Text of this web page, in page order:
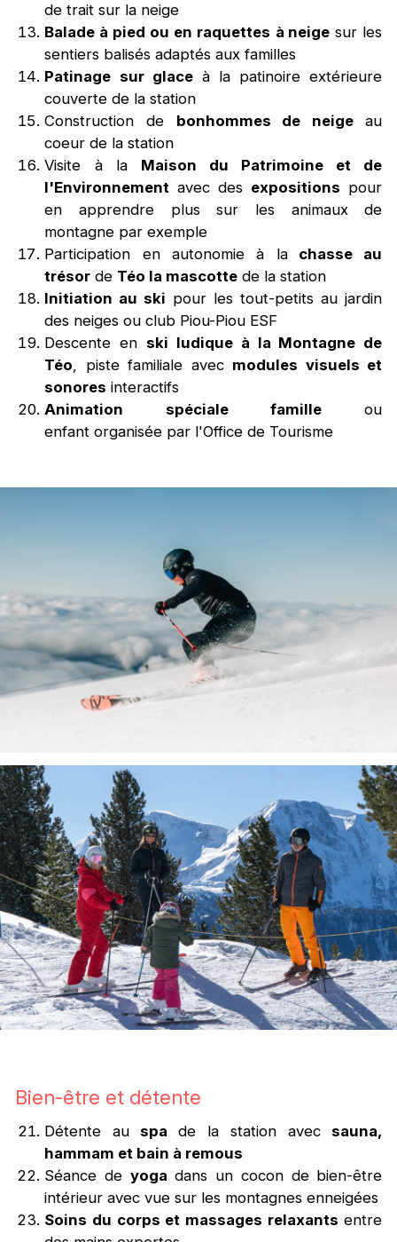
de trait sur la neige
Balade à pied ou en raquettes à neige sur les
sentiers balisés adaptés aux familles
Patinage sur glaceà la patinoire extérieure
couverte de la station
Construction de bonhommes de neigeau
coeur de la station
Visite à la Maison du Patrimoine et de
l'Environnement avec des expositions pour
en apprendre plus sur les animaux de
montagne par exemple
Participation en autonomie à lachasse au
trésor de Téo la mascotte de la station
Initiation au ski pour les tout-petits au jardin
des neiges ou club Piou-Piou ESF
Descente enski ludique à la Montagne de
Téo, piste familiale avec modules visuels et
sonores interactifs
Animation spéciale familleou
enfant organisée par l'Office de Tourisme
Bien-être et détente
Détente au spa de la station avecsauna,
hammam et bain à remous
Séance de yoga dans un cocon de bien-être
intérieur avec vue sur les montagnes enneigées
Soins du corps et massages relaxants entre